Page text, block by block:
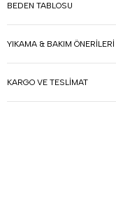
BEDEN TABLOSU
YIKAMA & BAKIM ÖNERILERI
KARGO VE TESLIMAT